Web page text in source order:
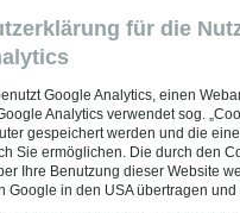
für die
Google Analytics, einen
Analytics verwendet sog.
gespeichert werden und die
Sie ermöglichen. Die durch den
Ihre Benutzung dieser Website
Google in den USA übertragen